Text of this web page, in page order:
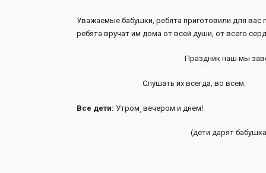
Уважаемые бабушки, ребята приготовили для
ребята вручат им дома от всей души, от всего
Праздник наш мы
Слушать их всегда, во всем.
Все дети: Утром¸ вечером и днем!
(дети дарят